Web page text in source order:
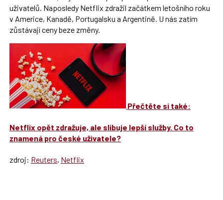
uživatelů. Naposledy Netflix zdražil začátkem letošního roku
v Americe, Kanadě, Portugalsku a Argentině. U nás zatím
zůstávají ceny beze změny.
Přečtěte si také:
Netflix opět zdražuje, ale slibuje lepší služby. Co to
znamená pro české uživatele?
zdroj: Reuters, Netflix